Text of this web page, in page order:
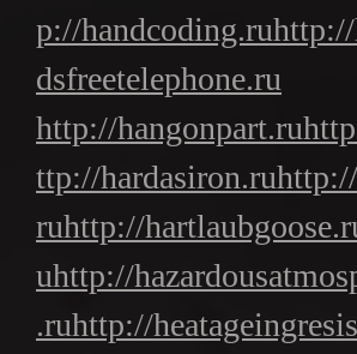
p://handcoding.ruhttp://
dsfreetelephone.ru
http://hangonpart.ru
ttp://hardasiron.ru
ruhttp://
uhttp://
.ruhttp://